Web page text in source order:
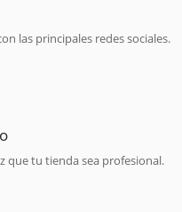
las principales redes sociales.
que tu tienda sea profesional.